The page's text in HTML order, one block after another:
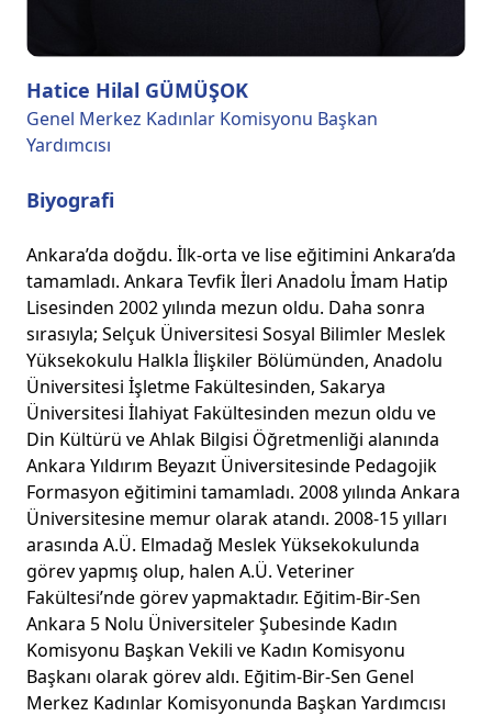
Hatice Hilal GÜMÜŞOK
Genel Merkez Kadınlar Komisyonu Başkan
Yardımcısı
Biyografi
Ankara’da doğdu. İlk-orta ve lise eğitimini Ankara’da
tamamladı. Ankara Tevfik İleri Anadolu İmam Hatip
Lisesinden 2002 yılında mezun oldu. Daha sonra
sırasıyla; Selçuk Üniversitesi Sosyal Bilimler Meslek
Yüksekokulu Halkla İlişkiler Bölümünden, Anadolu
Üniversitesi İşletme Fakültesinden, Sakarya
Üniversitesi İlahiyat Fakültesinden mezun oldu ve
Din Kültürü ve Ahlak Bilgisi Öğretmenliği alanında
Ankara Yıldırım Beyazıt Üniversitesinde Pedagojik
Formasyon eğitimini tamamladı. 2008 yılında Ankara
Üniversitesine memur olarak atandı. 2008-15 yılları
arasında A.Ü. Elmadağ Meslek Yüksekokulunda
görev yapmış olup, halen A.Ü. Veteriner
Fakültesi’nde görev yapmaktadır. Eğitim-Bir-Sen
Ankara 5 Nolu Üniversiteler Şubesinde Kadın
Komisyonu Başkan Vekili ve Kadın Komisyonu
Başkanı olarak görev aldı. Eğitim-Bir-Sen Genel
Merkez Kadınlar Komisyonunda Başkan Yardımcısı